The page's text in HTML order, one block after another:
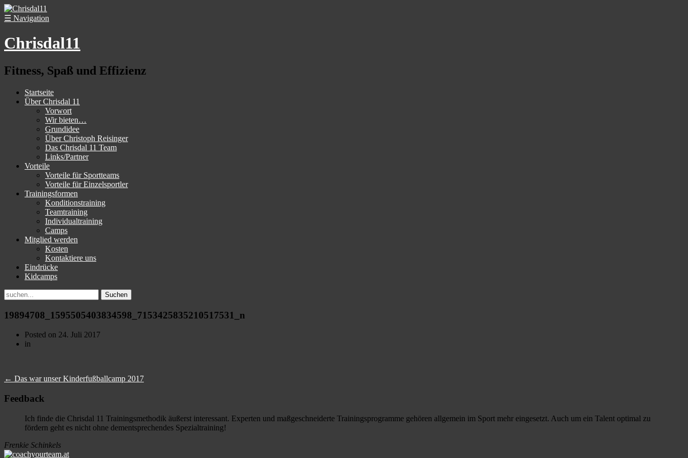
☰ Navigation
Chrisdal11
Fitness, Spaß und Effizienz
Startseite
Über Chrisdal 11
Vorwort
Wir bieten…
Grundidee
Über Christoph Reisinger
Das Chrisdal 11 Team
Links/Partner
Vorteile
Vorteile für Sportteams
Vorteile für Einzelsportler
Trainingsformen
Konditionstraining
Teamtraining
Individualtraining
Camps
Mitglied werden
Kosten
Kontaktiere uns
Eindrücke
Kidcamps
Suchen
nach:
19894708_1595505403834598_7153425835210517531_n
Posted on 24. Juli 2017
in
← Das war unser Kinderfußballcamp 2017
Feedback
Ich finde die Chrisdal 11 Trainingsmethodik äußerst interessant. Experten und maßgeschneiderte Trainingsprogramme gehören allgemein im Sport mehr eingesetzt. Auch um ein Talent optimal zu
fördern geht es nicht ohne dementsprechendes Spezialtraining!
Frenkie Schinkels